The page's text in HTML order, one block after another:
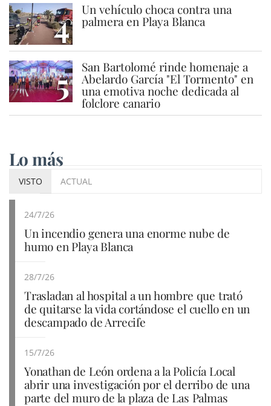
4 Un vehículo choca contra una
palmera en Playa Blanca
5 San Bartolomé rinde homenaje a
Abelardo García "El Tormento" en
una emotiva noche dedicada al
folclore canario
Lo más
VISTO ACTUAL
24/7/26
Un incendio genera una enorme nube de
humo en Playa Blanca
28/7/26
Trasladan al hospital a un hombre que trató
de quitarse la vida cortándose el cuello en un
descampado de Arrecife
15/7/26
Yonathan de León ordena a la Policía Local
abrir una investigación por el derribo de una
parte del muro de la plaza de Las Palmas